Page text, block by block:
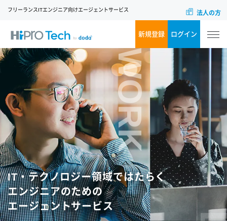
フリーランスITエンジニア向けエージェントサービス 法人の方
新規登録 ログイン
WORK
IT・テクノロジー領域ではたらく
エンジニアのための
エージェントサービス